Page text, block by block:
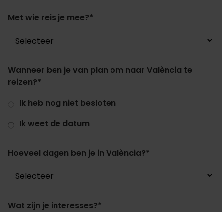
Met wie reis je mee?*
Wanneer ben je van plan om naar València te
reizen?*
Ik heb nog niet besloten
Ik weet de datum
Hoeveel dagen ben je in València?*
Wat zijn je interesses?*